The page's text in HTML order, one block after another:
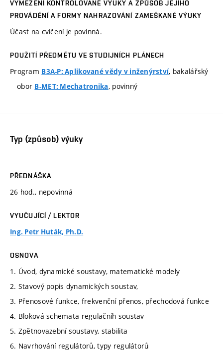
VYMEZENÍ KONTROLOVANÉ VÝUKY A ZPŮSOB JEJÍHO
PROVÁDĚNÍ A FORMY NAHRAZOVÁNÍ ZAMEŠKANÉ VÝUKY
Účast na cvičení je povinná.
POUŽITÍ PŘEDMĚTU VE STUDIJNÍCH PLÁNECH
Program B3A-P: Aplikované vědy v inženýrství, bakalářský
obor B-MET: Mechatronika, povinný
Typ (způsob) výuky
PŘEDNÁŠKA
26 hod., nepovinná
VYUČUJÍCÍ / LEKTOR
Ing. Petr Huták, Ph.D.
OSNOVA
1. Úvod, dynamické soustavy, matematické modely
2. Stavový popis dynamických soustav,
3. Přenosové funkce, frekvenční přenos, přechodová funkce
4. Bloková schemata regulačníh soustav
5. Zpětnovazební soustavy, stabilita
6. Navrhování regulátorů, typy regulátorů